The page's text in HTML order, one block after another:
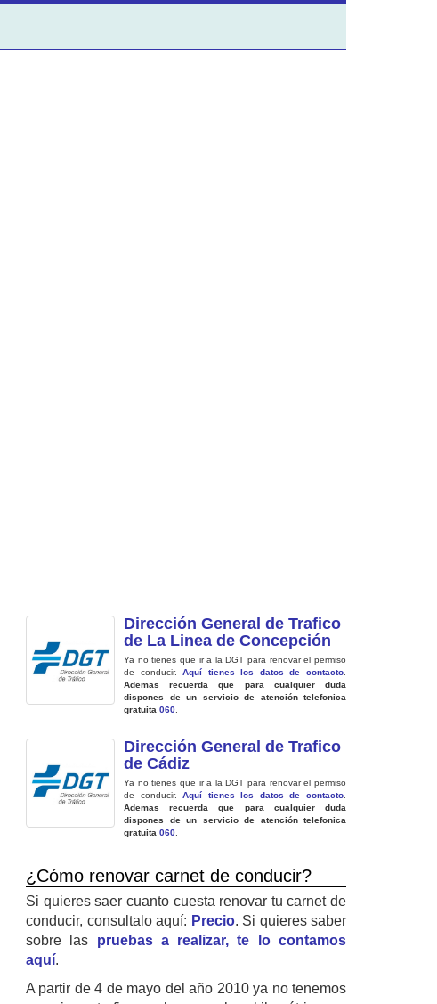
Dirección General de Trafico
de La Linea de Concepción
Ya no tienes que ir a la DGT para renovar el permiso
de conducir.Aquí tienes los datos de contacto
Ademas recuerda que para cualquier duda
dispones de un servicio de atención telefonica
gratuita 060
Dirección General de Trafico
de Cádiz
Ya no tienes que ir a la DGT para renovar el permiso
de conducir.Aquí tienes los datos de contacto
Ademas recuerda que para cualquier duda
dispones de un servicio de atención telefonica
gratuita 060
¿Cómo renovar carnet de conducir?
Si quieres saer cuanto cuesta renovar tu carnet de
conducir, consultalo aquí: Precio. Si quieres saber
sobre las pruebas a realizar, te lo contamos
aquí.
A partir de 4 de mayo del año 2010 ya no tenemos